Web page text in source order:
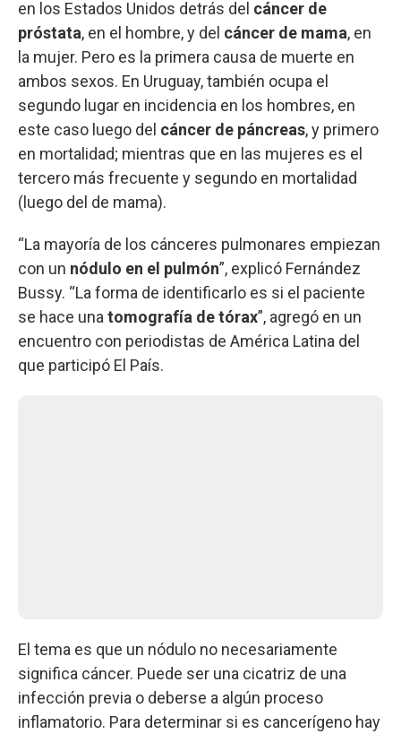
en los Estados Unidos detrás del cáncer de
próstata, en el hombre, y del cáncer de mama, en
la mujer. Pero es la primera causa de muerte en
ambos sexos. En Uruguay, también ocupa el
segundo lugar en incidencia en los hombres, en
este caso luego del cáncer de páncreas, y primero
en mortalidad; mientras que en las mujeres es el
tercero más frecuente y segundo en mortalidad
(luego del de mama).
“La mayoría de los cánceres pulmonares empiezan
con un nódulo en el pulmón”, explicó Fernández
Bussy. “La forma de identificarlo es si el paciente
se hace una tomografía de tórax”, agregó en un
encuentro con periodistas de América Latina del
que participó El País.
El tema es que un nódulo no necesariamente
significa cáncer. Puede ser una cicatriz de una
infección previa o deberse a algún proceso
inflamatorio. Para determinar si es cancerígeno hay